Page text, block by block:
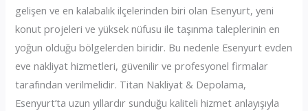
gelişen ve en kalabalık ilçelerinden biri olan Esenyurt, yeni
konut projeleri ve yüksek nüfusu ile taşınma taleplerinin en
yoğun olduğu bölgelerden biridir. Bu nedenle Esenyurt evden
eve nakliyat hizmetleri, güvenilir ve profesyonel firmalar
tarafından verilmelidir. Titan Nakliyat & Depolama,
Esenyurt’ta uzun yıllardır sunduğu kaliteli hizmet anlayışıyla